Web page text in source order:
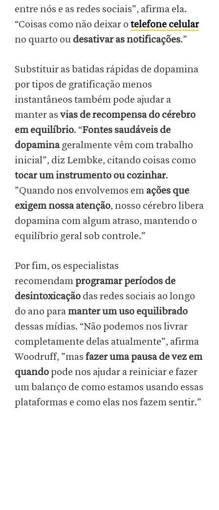
entre nós e as redes sociais”, afirma ela.
“Coisas como não deixar o telefone celular
no quarto ou desativar as notificações.”
Substituir as batidas rápidas de dopamina
por tipos de gratificação menos
instantâneos também pode ajudar a
manter as vias de recompensa do cérebro
em equilíbrio. “Fontes saudáveis de
dopaminageralmente vêm com trabalho
inicial”, diz Lembke, citando coisas como
tocar um instrumento ou cozinhar.
”Quando nos envolvemos em ações que
exigem nossa atenção, nosso cérebro libera
dopamina com algum atraso, mantendo o
equilíbrio geral sob controle.”
Por fim, os especialistas
recomendam programar períodos de
desintoxicação das redes sociais ao longo
do ano para manter um uso equilibrado
dessas mídias. “Não podemos nos livrar
completamente delas atualmente”, afirma
Woodruff, ”mas fazer uma pausa de vez em
quando pode nos ajudar a reiniciar e fazer
um balanço de como estamos usando essas
plataformas e como elas nos fazem sentir.”